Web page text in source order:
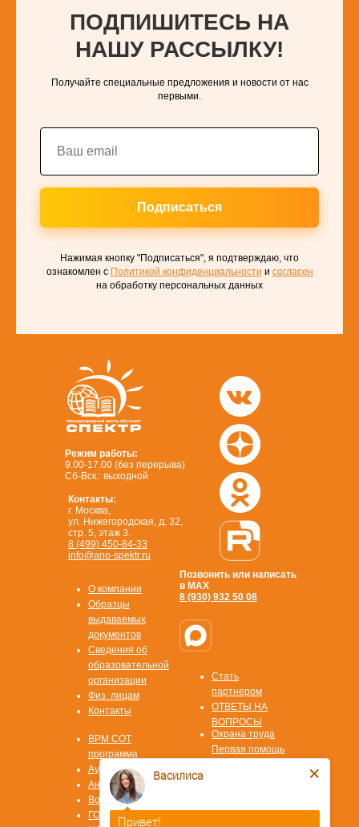
ПОДПИШИТЕСЬ НА
НАШУ РАССЫЛКУ!
Получайте специальные предложения и новости от нас
первыми.
Подписаться
Нажимая кнопку "Подписаться", я подтверждаю, что
ознакомлен с Политикой конфиденциальности и согласен
на обработку персональных данных
Режим работы:
9.00-17.00 (без перерыва)
Сб-Вск.: выходной
Позвонить или написать
в MAX
8 (930) 932 50 08
Контакты:
г. Москва,
ул. Нижегородская, д. 32,
стр. 5, этаж 3.
8 (499) 450-84-33
info@ano-spektr.ru
Стать
партнером
ОТВЕТЫ НА
ВОПРОСЫ
ВРМ СОТ
программа
Аудит/Аутсорсинг
Антитеррор
Воинский учет
ГОЧС
Охрана труда
Первая помощь
Охрана труда
О компании
Образцы
выдаваемых
документов
Сведения об
образовательной
организации
Физ. лицам
Контакты
Василиса
Привет!